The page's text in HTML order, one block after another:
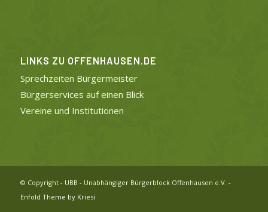
LINKS ZU OFFENHAUSEN.DE
Sprechzeiten Bürgermeister
Bürgerservices auf einen Blick
Vereine und Institutionen
© Copyright - UBB - Unabhängiger Bürgerblock Offenhausen e.V. -
Enfold Theme by Kriesi